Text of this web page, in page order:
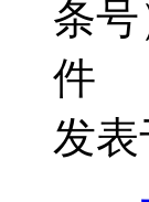
条
件
发表